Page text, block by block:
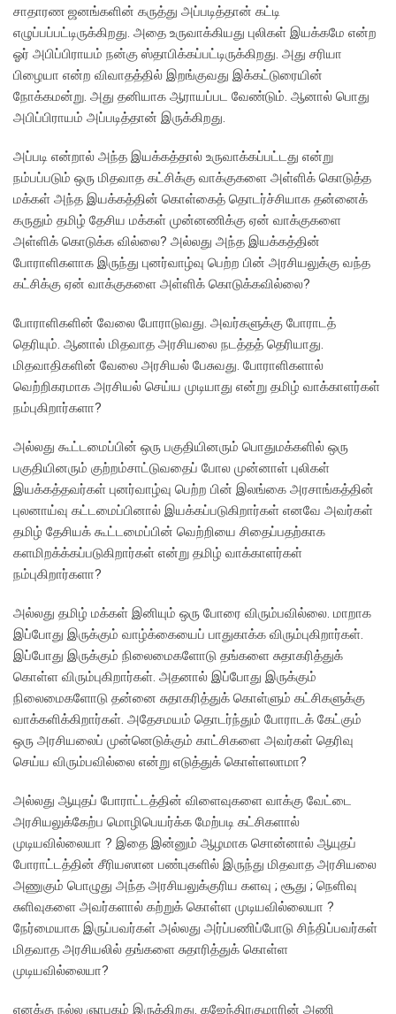
சாதாரண ஜனங்களின் கருத்து அப்படித்தான் கட்டி
எழுப்பப்பட்டிருக்கிறது. அதை உருவாக்கியது புலிகள் இயக்கமே என்ற
ஓர் அபிப்பிராயம் நன்கு ஸ்தாபிக்கப்பட்டிருக்கிறது. அது சரியா
பிழையா என்ற விவாதத்தில் இறங்குவது இக்கட்டுரையின்
நோக்கமன்று. அது தனியாக ஆராயப்பட வேண்டும். ஆனால் பொது
அபிப்பிராயம் அப்படித்தான் இருக்கிறது.
அப்படி என்றால் அந்த இயக்கத்தால் உருவாக்கப்பட்டது என்று
நம்பப்படும் ஒரு மிதவாத கட்சிக்கு வாக்குகளை அள்ளிக் கொடுத்த
மக்கள் அந்த இயக்கத்தின் கொள்கைத் தொடர்ச்சியாக தன்னைக்
கருதும் தமிழ் தேசிய மக்கள் முன்னணிக்கு ஏன் வாக்குகளை
அள்ளிக் கொடுக்க வில்லை? அல்லது அந்த இயக்கத்தின்
போராளிகளாக இருந்து புனர்வாழ்வு பெற்ற பின் அரசியலுக்கு வந்த
கட்சிக்கு ஏன் வாக்குகளை அள்ளிக் கொடுக்கவில்லை?
போராளிகளின் வேலை போராடுவது. அவர்களுக்கு போராடத்
தெரியும். ஆனால் மிதவாத அரசியலை நடத்தத் தெரியாது.
மிதவாதிகளின் வேலை அரசியல் பேசுவது. போராளிகளால்
வெற்றிகரமாக அரசியல் செய்ய முடியாது என்று தமிழ் வாக்காளர்கள்
நம்புகிறார்களா?
அல்லது கூட்டமைப்பின் ஒரு பகுதியினரும் பொதுமக்களில் ஒரு
பகுதியினரும் குற்றம்சாட்டுவதைப் போல முன்னாள் புலிகள்
இயக்கத்தவர்கள் புனர்வாழ்வு பெற்ற பின் இலங்கை அரசாங்கத்தின்
புலனாய்வு கட்டமைப்பினால் இயக்கப்படுகிறார்கள் எனவே அவர்கள்
தமிழ் தேசியக் கூட்டமைப்பின் வெற்றியை சிதைப்பதற்காக
களமிறக்க்கப்படுகிறார்கள் என்று தமிழ் வாக்காளர்கள்
நம்புகிறார்களா?
அல்லது தமிழ் மக்கள் இனியும் ஒரு போரை விரும்பவில்லை. மாறாக
இப்போது இருக்கும் வாழ்க்கையைப் பாதுகாக்க விரும்புகிறார்கள்.
இப்போது இருக்கும் நிலைமைகளோடு தங்களை சுதாகரித்துக்
கொள்ள விரும்புகிறார்கள். அதனால் இப்போது இருக்கும்
நிலைமைகளோடு தன்னை சுதாகரித்துக் கொள்ளும் கட்சிகளுக்கு
வாக்களிக்கிறார்கள். அதேசமயம் தொடர்ந்தும் போராடக் கேட்கும்
ஒரு அரசியலைப் முன்னெடுக்கும் காட்சிகளை அவர்கள் தெரிவு
செய்ய விரும்பவில்லை என்று எடுத்துக் கொள்ளலாமா?
அல்லது ஆயுதப் போராட்டத்தின் விளைவுகளை வாக்கு வேட்டை
அரசியலுக்கேற்ப மொழிபெயர்க்க மேற்படி கட்சிகளால்
முடியவில்லையா ? இதை இன்னும் ஆழமாக சொன்னால் ஆயுதப்
போராட்டத்தின் சீரியஸான பண்புகளில் இருந்து மிதவாத அரசியலை
அணுகும் பொழுது அந்த அரசியலுக்குரிய களவு ; சூது ; நெளிவு
சுளிவுகளை அவர்களால் கற்றுக் கொள்ள முடியவில்லையா ?
நேர்மையாக இருப்பவர்கள் அல்லது அர்ப்பணிப்போடு சிந்திப்பவர்கள்
மிதவாத அரசியலில் தங்களை சுதாரித்துக் கொள்ள
முடியவில்லையா?
எனக்கு நல்ல ஞாபகம் இருக்கிறது. கஜேந்திரகுமாரின் அணி